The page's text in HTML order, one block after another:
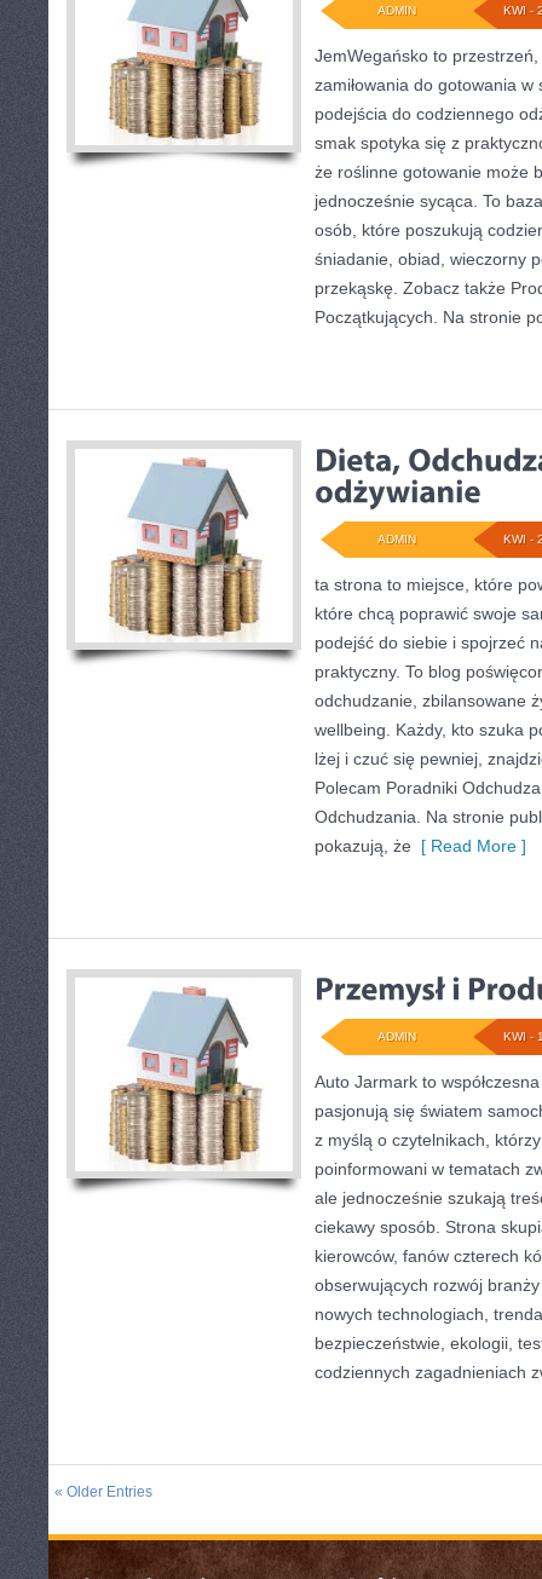
KWI -
ADMIN
JemWegańsko to przestrzeń,
zamiłowania do gotowania
podejścia do codziennego
smak spotyka się z
że roślinne gotowanie może
jednocześnie sycąca. To
osób, które poszukują
śniadanie, obiad, wieczorny
przekąskę. Zobacz także
Początkujących. Na stronie
KWI -
ADMIN
ta strona to miejsce, które
które chcą poprawić swoje
podejść do siebie i spojrzeć
praktyczny. To blog
odchudzanie, zbilansowane
wellbeing. Każdy, kto szuka
lżej i czuć się pewniej,
Polecam Poradniki
Odchudzania. Na stronie
pokazują, że [ Read More ]
KWI -
ADMIN
Auto Jarmark to
pasjonują się światem
z myślą o czytelnikach,
poinformowani w tematach
ale jednocześnie szukają
ciekawy sposób. Strona
kierowców, fanów czterech
obserwujących rozwój
nowych technologiach,
bezpieczeństwie, ekologii,
codziennych zagadnieniach
« Older Entries